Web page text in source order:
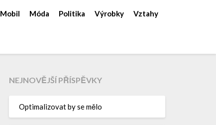
Mobil Móda Politika Výrobky Vztahy
NEJNOVĚJŠÍ PŘÍSPĚVKY
Optimalizovat by se mělo